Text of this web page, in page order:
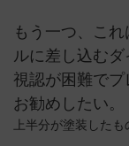
もう一つ、こ
ルに差し込む
視認が困難で
お勧めしたい。
上半分が塗装した